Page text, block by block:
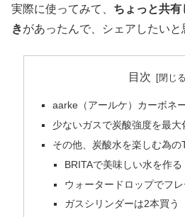
実際に使ってみて、 ちょっと共
きがあったんで、シェアしたいと
目次
aarke（アールケ）カーボネ
少ないガスで炭酸強度を最大
その他、炭酸水を楽しむ為の
BRITAで美味しい水を作る
ウォータードロップでフ
ガスシリンダーは2本買う